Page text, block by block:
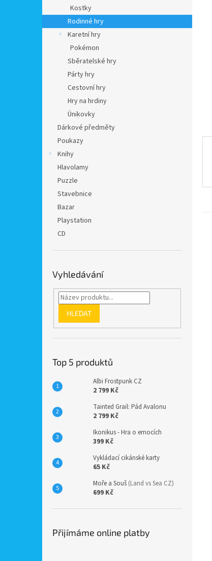
e
l
Kostky
Rodinné hry
Karetní hry
Pokémon
Sběratelské hry
Párty hry
Cestovní hry
Hry na hrdiny
Únikovky
Dárkové předměty
Poukazy
Knihy
Hlavolamy
Puzzle
Stavebnice
Bazar
Playstation
CD
Vyhledávání
HLEDAT
Top 5 produktů
Albi Frostpunk CZ
2 799 Kč
Tainted Grail: Pád Avalonu
2 799 Kč
Ikonikus - Hra o emocích
399 Kč
Vykládací cikánské karty
65 Kč
Moře a Souš (Land vs Sea CZ)
699 Kč
Přijímáme online platby